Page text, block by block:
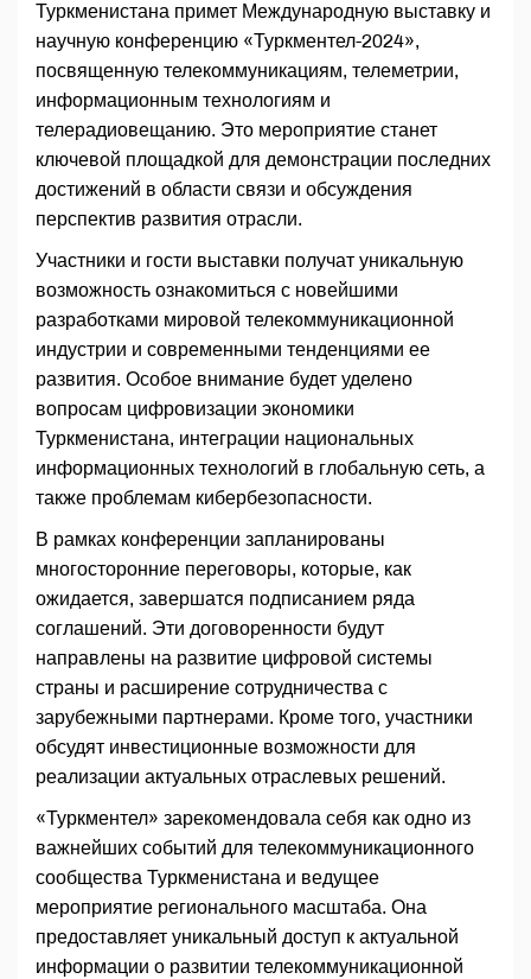
Туркменистана примет Международную выставку и
научную конференцию «Туркментел-2024»,
посвященную телекоммуникациям, телеметрии,
информационным технологиям и
телерадиовещанию. Это мероприятие станет
ключевой площадкой для демонстрации последних
достижений в области связи и обсуждения
перспектив развития отрасли.
Участники и гости выставки получат уникальную
возможность ознакомиться с новейшими
разработками мировой телекоммуникационной
индустрии и современными тенденциями ее
развития. Особое внимание будет уделено
вопросам цифровизации экономики
Туркменистана, интеграции национальных
информационных технологий в глобальную сеть, а
также проблемам кибербезопасности.
В рамках конференции запланированы
многосторонние переговоры, которые, как
ожидается, завершатся подписанием ряда
соглашений. Эти договоренности будут
направлены на развитие цифровой системы
страны и расширение сотрудничества с
зарубежными партнерами. Кроме того, участники
обсудят инвестиционные возможности для
реализации актуальных отраслевых решений.
«Туркментел» зарекомендовала себя как одно из
важнейших событий для телекоммуникационного
сообщества Туркменистана и ведущее
мероприятие регионального масштаба. Она
предоставляет уникальный доступ к актуальной
информации о развитии телекоммуникационной